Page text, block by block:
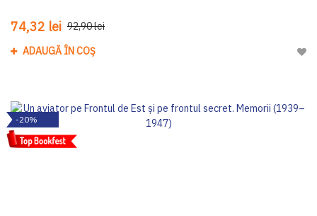
74,32 lei 92,90 lei
ADAUGĂ ÎN COȘ
-20%